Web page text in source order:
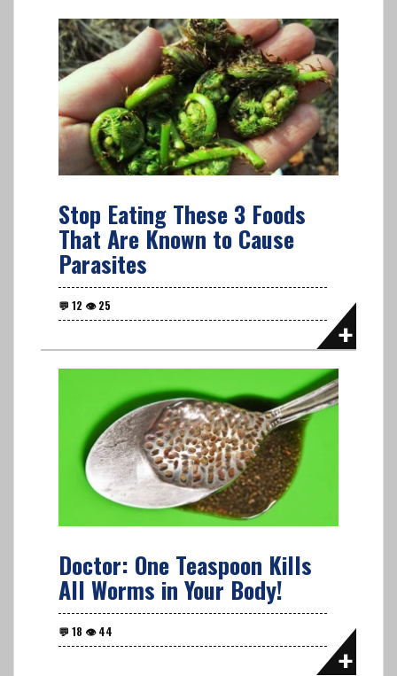
Stop Eating These 3 Foods
That Are Known to Cause
Parasites
Doctor: One Teaspoon Kills
All Worms in Your Body!